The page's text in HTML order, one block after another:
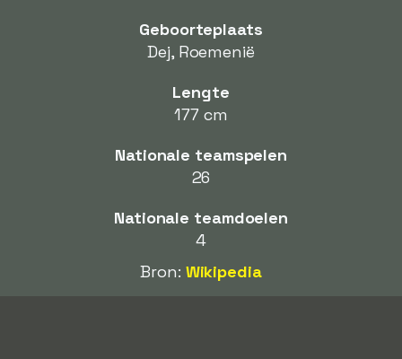
Geboorteplaats
Dej, Roemenië
Lengte
177 cm
Nationale teamspelen
26
Nationale teamdoelen
4
Bron: Wikipedia